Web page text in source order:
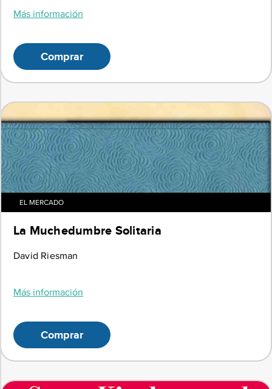
Más información
Comprar
EL MERCADO
La Muchedumbre Solitaria
David Riesman
Más información
Comprar